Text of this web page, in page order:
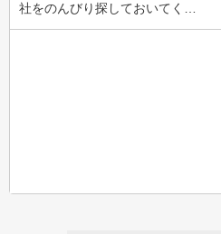
社をのんびり探しておいてく…